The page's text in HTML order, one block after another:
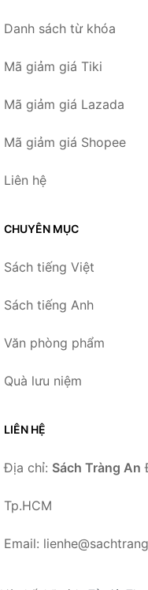
Danh sách từ khóa
Mã giảm giá Tiki
Mã giảm giá Lazada
Mã giảm giá Shopee
Liên hệ
CHUYÊN MỤC
Sách tiếng Việt
Sách tiếng Anh
Văn phòng phẩm
Quà lưu niệm
LIÊN HỆ
Địa chỉ: Sách Tràng An
Tp.HCM
Email: